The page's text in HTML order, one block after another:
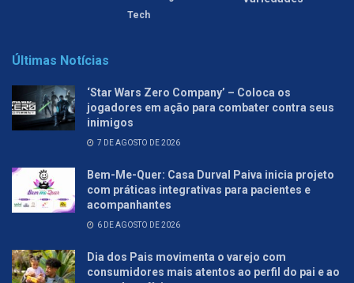
Tech
Últimas Notícias
‘Star Wars Zero Company’ – Coloca os
jogadores em ação para combater contra seus
inimigos
7 DE AGOSTO DE 2026
Bem-Me-Quer: Casa Durval Paiva inicia projeto
com práticas integrativas para pacientes e
acompanhantes
6 DE AGOSTO DE 2026
Dia dos Pais movimenta o varejo com
consumidores mais atentos ao perfil do pai e ao